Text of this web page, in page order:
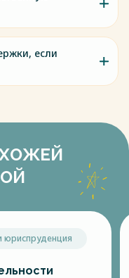
если
юриспруденция